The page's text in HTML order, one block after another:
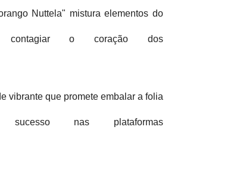
Nuttela" mistura elementos do
o coração dos
vibrante que promete embalar a folia
nas plataformas